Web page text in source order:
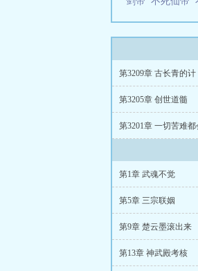
第3209章 古长青的计
第3205章 创世道髓
第3201章 一切苦难
第1章 武魂不觉
第5章 三宗联姻
第9章 楚云墨滚出来
第13章 神武殿考核